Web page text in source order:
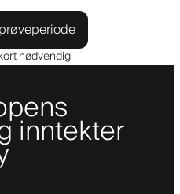
nødvendig
inntekter